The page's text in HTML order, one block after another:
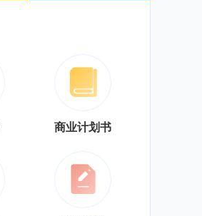
商业计划书